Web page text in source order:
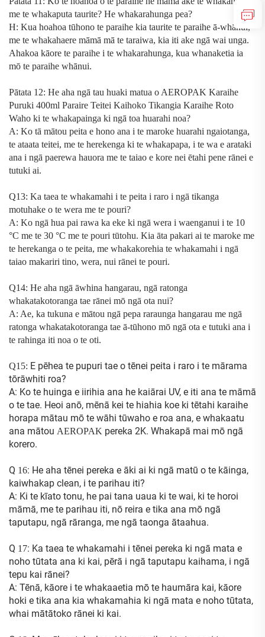
me te whakaputa taurite? He whakarahunga pea?
H: Kua hoahoa tūhono te paraihe kia taurite te paraihe ā-whānui,
me te whakahaere māmā mā te taraiwa, kia iti ake ngā wai unga.
Ahakoa kāore te paraihe i te whakarahunga, kua whanaketia ia
mō te paraihe whānui.
Pātata 12: He aha ngā tau huaki matua o AEROPAK Karaihe
Puruki 400ml Paraire Teitei Kaihoko Tikangia Karaihe Roto
Waho ki te whakapainga ki ngā toa huarahi noa?
A: Ko tā mātou peita e hono ana i te maroke huarahi ngaiotanga,
te ataata teitei, me te herekenga ki te whakapapa, i te wa e arataki
ana i ngā paerewa hauora me te taiao e kore nei ētahi pene rānei e
tutuki ai.
Q13: Ka taea te whakamahi i te peita i raro i ngā tikanga
motuhake o te wera me te pouri?
A: Ko ngā hua pai rawa ka eke ki ngā wera i waenganui i te 10
°C me te 30 °C me te pouri tūtohu. Kia āta pakari ai te maroke me
te herekanga o te peita, me whakakorehia te whakamahi i ngā
taiao makariri tino, wera, nui rānei te pouri.
Q14: He aha ngā āwhina hangarau, ngā ratonga
whakatakotoranga tae rānei mō ngā ota nui?
A: Ae, ka tukuna e mātou ngā pepa raraunga hangarau me ngā
ratonga whakatakotoranga tae ā-tūhono mō ngā ota e tutuki ana i
te rahinga iti noa o te oti.
Q15: E pēhea te pupuri tae o tēnei peita i raro i te mārama
tōrāwhiti roa?
A: Ko te huinga e iirihia ana he kaiārai UV, e iti ana te māmā
o te tae. Heoi anō, mēnā kei te hiahia koe ki tētahi karaihe
horapa mātau mō te wāhi tūwaho e roa ana, e whakaatu
ana mātou AEROPAK pereka 2K. Whakapā mai mō ngā
korero.
Q 16: He aha tēnei pereka e āki ai ki ngā matū o te kāinga,
kaiwhakap clean, i te parihau iti?
A: Ki te kīato tonu, he pai tana uaua ki te wai, ki te horoi
māmā, me te parihau iti, nō reira e tika ana mō ngā
taputapu, ngā rāranga, me ngā taonga ātaahua.
Q 17: Ka taea te whakamahi i tēnei pereka ki ngā mata e
noho tūtata ana ki kai, pērā i ngā taputapu kaihama, i ngā
tepu kai rānei?
A: Tēnā, kāore i te whakaaetia mō te haumāra kai, kāore
hoki e tika ana kia whakamahia ki ngā mata e noho tūtata,
whai mātātoko rānei ki kai.